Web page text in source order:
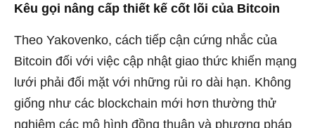
Kêu gọi nâng cấp thiết kế cốt lõi của Bitcoin
Theo Yakovenko, cách tiếp cận cứng nhắc của
Bitcoin đối với việc cập nhật giao thức khiến mạng
lưới phải đối mặt với những rủi ro dài hạn. Không
giống như các blockchain mới hơn thường thử
nghiệm các mô hình đồng thuận và phương pháp